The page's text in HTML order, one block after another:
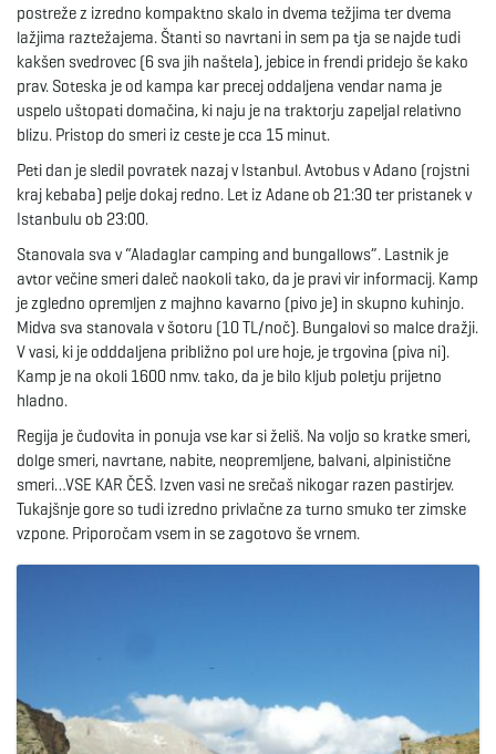
a
v
postreže z izredno kompaktno skalo in dvema težjima ter dvema
lažjima raztežajema. Štanti so navrtani in sem pa tja se najde tudi
kakšen svedrovec (6 sva jih naštela), jebice in frendi pridejo še kako
prav. Soteska je od kampa kar precej oddaljena vendar nama je
uspelo uštopati domačina, ki naju je na traktorju zapeljal relativno
blizu. Pristop do smeri iz ceste je cca 15 minut.
Peti dan je sledil povratek nazaj v Istanbul. Avtobus v Adano (rojstni
kraj kebaba) pelje dokaj redno. Let iz Adane ob 21:30 ter pristanek v
Istanbulu ob 23:00.
Stanovala sva v “Aladaglar camping and bungallows”. Lastnik je
avtor večine smeri daleč naokoli tako, da je pravi vir informacij. Kamp
je zgledno opremljen z majhno kavarno (pivo je) in skupno kuhinjo.
Midva sva stanovala v šotoru (10 TL/noč). Bungalovi so malce dražji.
V vasi, ki je odddaljena približno pol ure hoje, je trgovina (piva ni).
Kamp je na okoli 1600 nmv. tako, da je bilo kljub poletju prijetno
hladno.
Regija je čudovita in ponuja vse kar si želiš. Na voljo so kratke smeri,
dolge smeri, navrtane, nabite, neopremljene, balvani, alpinistične
smeri…VSE KAR ČEŠ. Izven vasi ne srečaš nikogar razen pastirjev.
Tukajšnje gore so tudi izredno privlačne za turno smuko ter zimske
vzpone. Priporočam vsem in se zagotovo še vrnem.